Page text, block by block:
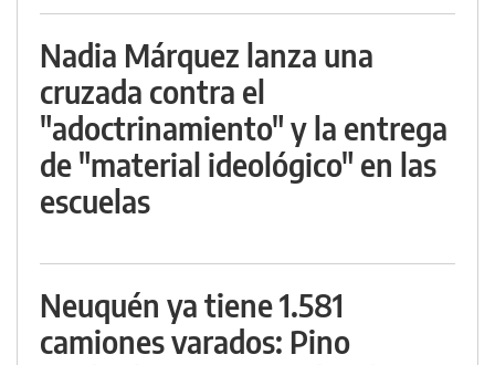
Nadia Márquez lanza una
cruzada contra el
"adoctrinamiento" y la entrega
de "material ideológico" en las
escuelas
Neuquén ya tiene 1.581
camiones varados: Pino